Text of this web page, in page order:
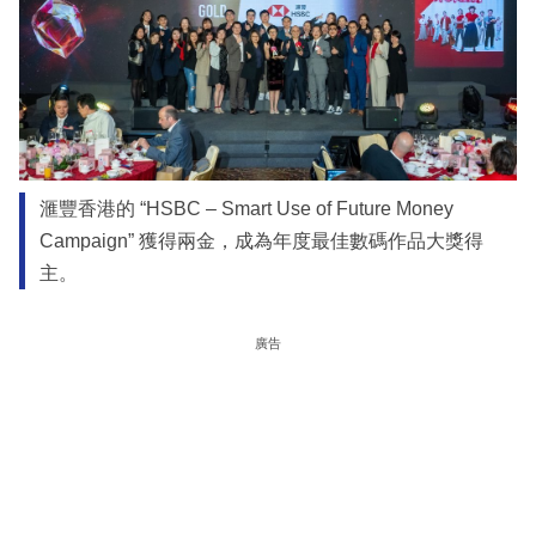
滙豐香港的 “HSBC – Smart Use of Future Money
Campaign” 獲得兩金，成為年度最佳數碼作品大獎得
主。
廣告